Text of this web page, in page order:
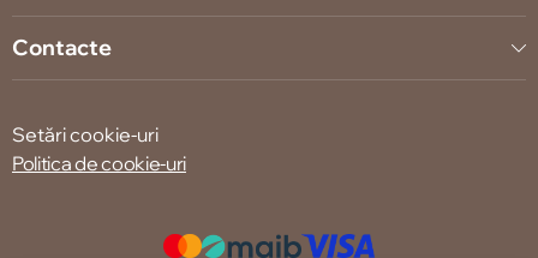
Contacte
Setări cookie-uri
Politica de cookie-uri